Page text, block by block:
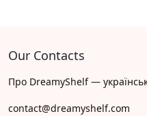
Our Contacts
Про DreamyShelf —
contact@dreamyshelf.com